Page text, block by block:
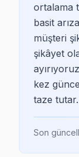
Beşiktaş -
Beşiktaş
Beşiktaş
ortalama
basit
müşteri
şikâyet
kez
taze tutar.
Son